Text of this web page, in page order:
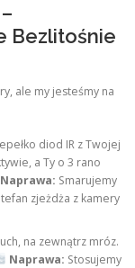
Bezlitośnie
ale my jesteśmy na
diod IR z Twojej
a Ty o 3 rano
Naprawa: Smarujemy
zjeżdża z kamery
na zewnątrz mróz.
Naprawa: Stosujemy